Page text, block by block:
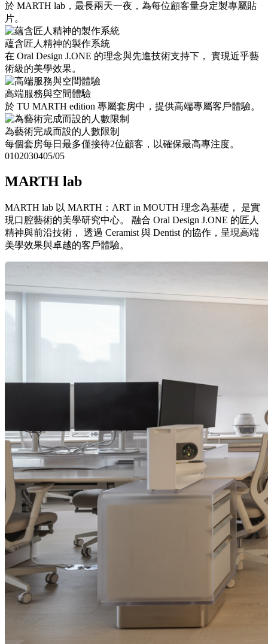
於 MARTH lab，最長兩天一夜，為每位顧客量身定製專屬貼
片。
蘊含匠人精神的製作系統
在 Oral Design J.ONE 的理念與先進技術支持下， 實現近乎藝
術級的美學效果。
高端服務與空間體驗
於 TU MARTH edition 專屬套房中，提供高端專屬客戶體驗。
為藝術完成而設的人數限制
每個套房每日最多僅接待2位顧客，以確保最高專注度。
0102030405/05
MARTH lab
MARTH lab 以 MARTH：ART in MOUTH 理念為基礎， 是實
現口腔藝術的美學研究中心。 融合 Oral Design J.ONE 的匠人
精神與前沿技術， 透過 Ceramist 與 Dentist 的協作，呈現高端
美學效果與卓越的客戶體驗。